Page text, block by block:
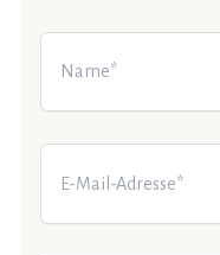
Name*
E-
Mail-